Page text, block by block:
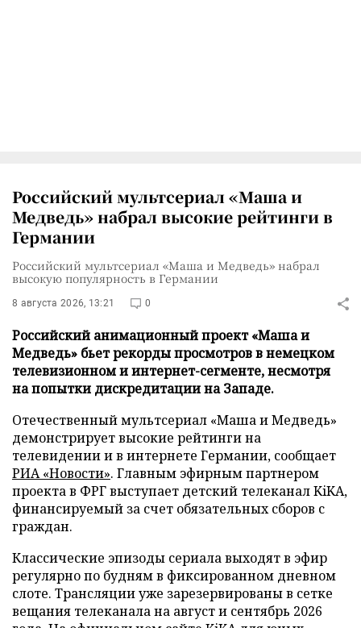
Российский мультсериал «Маша и
Медведь» набрал высокие рейтинги в
Германии
Российский мультсериал «Маша и Медведь» набрал
высокую популярность в Германии
8 августа 2026, 13:21 0
Российский анимационный проект «Маша и
Медведь» бьет рекорды просмотров в немецком
телевизионном и интернет-сегменте, несмотря
на попытки дискредитации на Западе.
Отечественный мультсериал «Маша и Медведь»
демонстрирует высокие рейтинги на
телевидении и в интернете Германии, сообщает
РИА «Новости». Главным эфирным партнером
проекта в ФРГ выступает детский телеканал KiKA,
финансируемый за счет обязательных сборов с
граждан.
Классические эпизоды сериала выходят в эфир
регулярно по будням в фиксированном дневном
слоте. Трансляции уже зарезервированы в сетке
вещания телеканала на август и сентябрь 2026